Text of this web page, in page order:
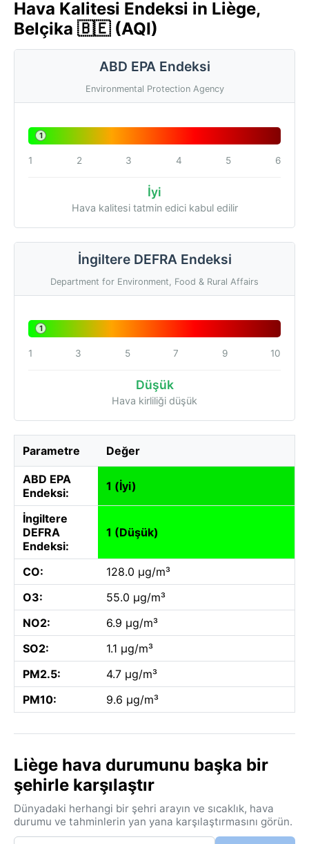
Hava Kalitesi Endeksi in Liège,
Belçika 🇧🇪 (AQI)
ABD EPA Endeksi
Environmental Protection Agency
1
1 2 3 4 5 6
İyi
Hava kalitesi tatmin edici kabul edilir
İngiltere DEFRA Endeksi
Department for Environment, Food & Rural Affairs
1
1 3 5 7 9 10
Düşük
Hava kirliliği düşük
Parametre Değer
ABD EPA
Endeksi:
1 (İyi)
İngiltere
DEFRA
Endeksi:
1 (Düşük)
CO:
128.0 µg/m³
O3:
55.0 µg/m³
NO2:
6.9 µg/m³
SO2:
1.1 µg/m³
PM2.5:
4.7 µg/m³
PM10:
9.6 µg/m³
Liège hava durumunu başka bir
şehirle karşılaştır
Dünyadaki herhangi bir şehri arayın ve sıcaklık, hava
durumu ve tahminlerin yan yana karşılaştırmasını görün.